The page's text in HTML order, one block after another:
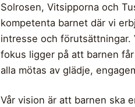
Solrosen, Vitsipporna och
kompetenta barnet där vi
intresse och förutsättningar.
fokus ligger på att barnen
alla mötas av glädje,
Vår vision är att barnen ska